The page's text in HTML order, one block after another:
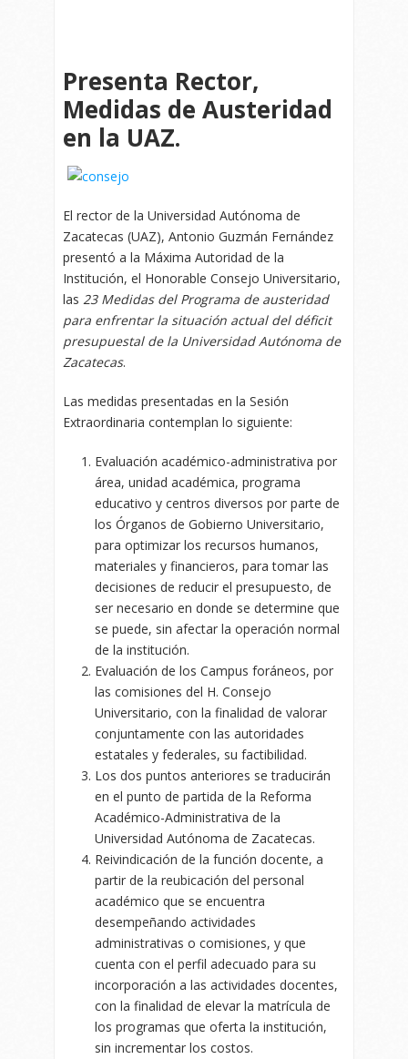
Presenta Rector,
Medidas de Austeridad
en la UAZ.
El rector de la Universidad Autónoma de
Zacatecas (UAZ), Antonio Guzmán Fernández
presentó a la Máxima Autoridad de la
Institución, el Honorable Consejo Universitario,
las 23 Medidas del Programa de austeridad
para enfrentar la situación actual del déficit
presupuestal de la Universidad Autónoma de
Zacatecas.
Las medidas presentadas en la Sesión
Extraordinaria contemplan lo siguiente:
Evaluación académico-administrativa por
área, unidad académica, programa
educativo y centros diversos por parte de
los Órganos de Gobierno Universitario,
para optimizar los recursos humanos,
materiales y financieros, para tomar las
decisiones de reducir el presupuesto, de
ser necesario en donde se determine que
se puede, sin afectar la operación normal
de la institución.
Evaluación de los Campus foráneos, por
las comisiones del H. Consejo
Universitario, con la finalidad de valorar
conjuntamente con las autoridades
estatales y federales, su factibilidad.
Los dos puntos anteriores se traducirán
en el punto de partida de la Reforma
Académico-Administrativa de la
Universidad Autónoma de Zacatecas.
Reivindicación de la función docente, a
partir de la reubicación del personal
académico que se encuentra
desempeñando actividades
administrativas o comisiones, y que
cuenta con el perfil adecuado para su
incorporación a las actividades docentes,
con la finalidad de elevar la matrícula de
los programas que oferta la institución,
sin incrementar los costos.